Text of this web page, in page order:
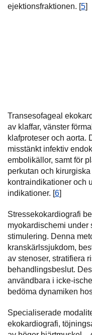
ejektionsfraktionen. [5]
Transesofageal
av klaffar, vänster
klafproteser och aorta.
misstänkt infektiv
embolikällor, samt för
perkutan och
kontraindikationer och
indikationer. [6]
Stressekokardiografi
myokardischemi under
stimulering. Denna
kranskärlssjukdom,
av stenoser, stratifiera
behandlingsbeslut.
användbara i icke-
bedöma dynamiken
Specialiserade
ekokardiografi,